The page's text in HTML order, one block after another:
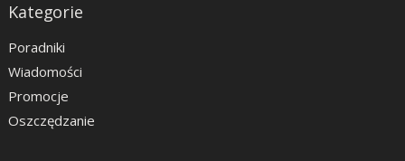
Kategorie
Poradniki
Wiadomości
Promocje
Oszczędzanie